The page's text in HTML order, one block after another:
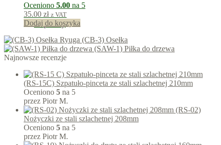
Oceniono 5.00 na 5
35.00 zł z VAT
35punkty
Dodaj do koszyka
(CB-3) Osełka
(SAW-1) Piłka do drzewa
Najnowsze recenzje
(RS-15C) Szpatuło-pinceta ze stali szlachetnej 210mm
Oceniono 5 na 5
przez Piotr M.
(RS-02)
Nożyczki ze stali szlachetnej 208mm
Oceniono 5 na 5
przez Piotr M.